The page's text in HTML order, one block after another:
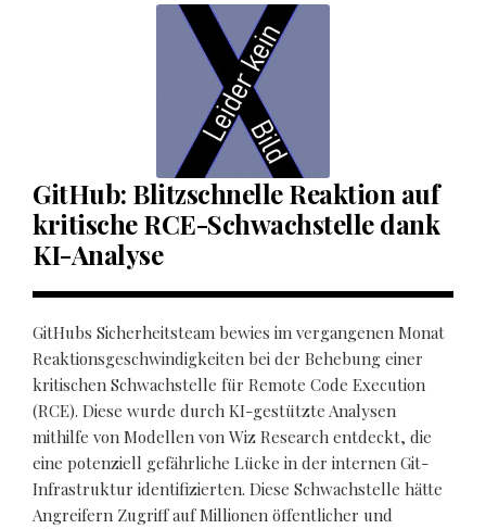
GitHub: Blitzschnelle Reaktion auf
kritische RCE-Schwachstelle dank
KI-Analyse
GitHubs Sicherheitsteam bewies im vergangenen Monat
Reaktionsgeschwindigkeiten bei der Behebung einer
kritischen Schwachstelle für Remote Code Execution
(RCE). Diese wurde durch KI-gestützte Analysen
mithilfe von Modellen von Wiz Research entdeckt, die
eine potenziell gefährliche Lücke in der internen Git-
Infrastruktur identifizierten. Diese Schwachstelle hätte
Angreifern Zugriff auf Millionen öffentlicher und